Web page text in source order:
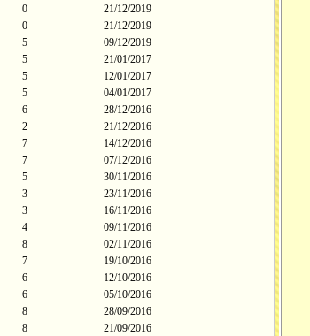
0
21/12/2019
0
21/12/2019
5
09/12/2019
5
21/01/2017
5
12/01/2017
5
04/01/2017
6
28/12/2016
2
21/12/2016
7
14/12/2016
7
07/12/2016
5
30/11/2016
3
23/11/2016
3
16/11/2016
4
09/11/2016
8
02/11/2016
7
19/10/2016
6
12/10/2016
6
05/10/2016
8
28/09/2016
8 21/09/2016